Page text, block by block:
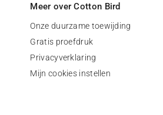
Meer over Cotton Bird
Onze duurzame toewijding
Gratis proefdruk
Privacyverklaring
Mijn cookies instellen